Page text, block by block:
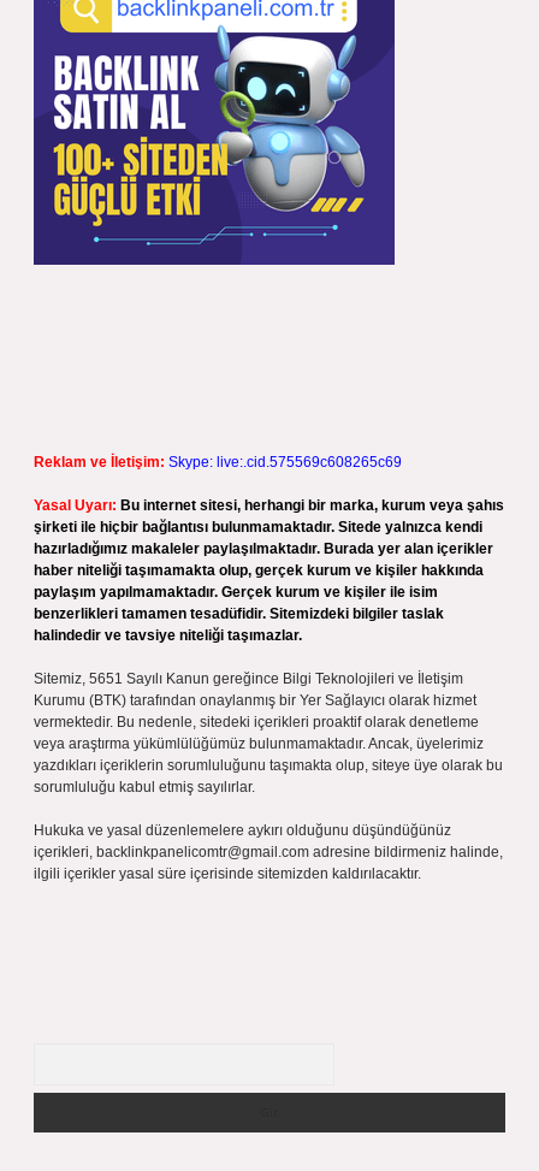
Reklam ve İletişim: Skype: live:.cid.575569c608265c69
Yasal Uyarı: Bu internet sitesi, herhangi bir marka, kurum veya şahıs
şirketi ile hiçbir bağlantısı bulunmamaktadır. Sitede yalnızca kendi
hazırladığımız makaleler paylaşılmaktadır. Burada yer alan içerikler
haber niteliği taşımamakta olup, gerçek kurum ve kişiler hakkında
paylaşım yapılmamaktadır. Gerçek kurum ve kişiler ile isim
benzerlikleri tamamen tesadüfidir. Sitemizdeki bilgiler taslak
halindedir ve tavsiye niteliği taşımazlar.
Sitemiz, 5651 Sayılı Kanun gereğince Bilgi Teknolojileri ve İletişim
Kurumu (BTK) tarafından onaylanmış bir Yer Sağlayıcı olarak hizmet
vermektedir. Bu nedenle, sitedeki içerikleri proaktif olarak denetleme
veya araştırma yükümlülüğümüz bulunmamaktadır. Ancak, üyelerimiz
yazdıkları içeriklerin sorumluluğunu taşımakta olup, siteye üye olarak bu
sorumluluğu kabul etmiş sayılırlar.
Hukuka ve yasal düzenlemelere aykırı olduğunu düşündüğünüz
içerikleri, backlinkpanelicomtr@gmail.com adresine bildirmeniz halinde,
ilgili içerikler yasal süre içerisinde sitemizden kaldırılacaktır.